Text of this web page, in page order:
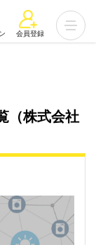
会員登録
（株式会社